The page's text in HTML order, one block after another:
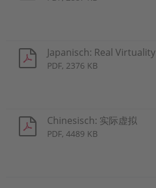
Japanisch: Real Virtuality
PDF, 2376 KB
Chinesisch: 实际虚拟
PDF, 4489 KB